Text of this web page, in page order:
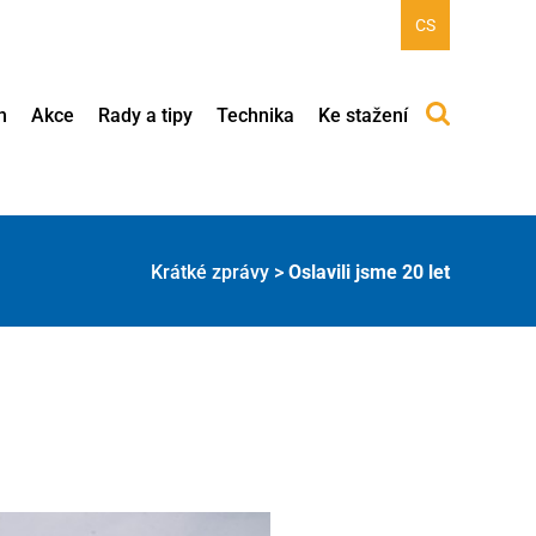
CS
Akce Rady a tipy Technika Ke stažení
Krátké zprávy > Oslavili jsme 20 let